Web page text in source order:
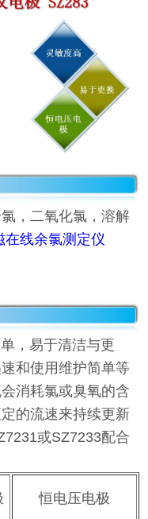
，二氧化氯，溶解
在线余氯测定仪
，易于清洁与更
和使用维护简单等
消耗氯或臭氧的含
的流速来持续更新
或SZ7233配合
恒电压电极